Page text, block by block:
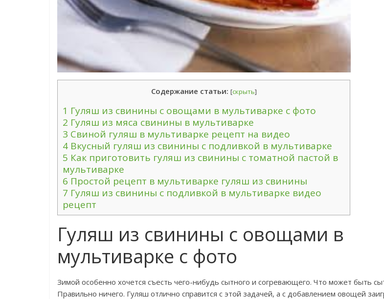
Содержание статьи: [скрыть]
1 Гуляш из свинины с овощами в мультиварке с фото
2 Гуляш из мяса свинины в мультиварке
3 Свиной гуляш в мультиварке рецепт на видео
4 Вкусный гуляш из свинины с подливкой в мультиварке
5 Как приготовить гуляш из свинины с томатной пастой в
мультиварке
6 Простой рецепт в мультиварке гуляш из свинины
7 Гуляш из свинины с подливкой в мультиварке видео
рецепт
Гуляш из свинины с овощами в
мультиварке с фото
Зимой особенно хочется съесть чего-нибудь сытного и согревающего. Что может быть
Правильно ничего. Гуляш отлично справится с этой задачей, а с добавлением овощей